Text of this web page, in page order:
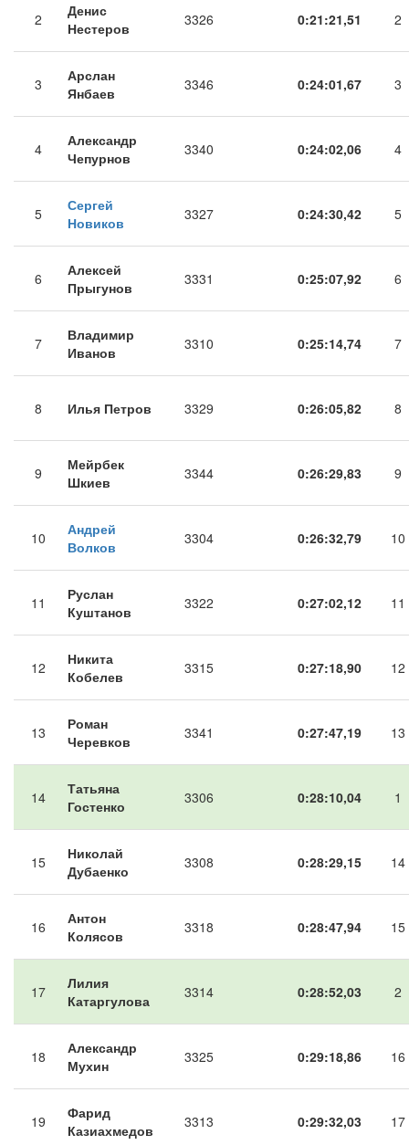
2
Денис
Нестеров
3326 0:21:21,51 2
3
Арслан
Янбаев
3346 0:24:01,67 3
4
Александр
Чепурнов
3340 0:24:02,06 4
5
Сергей
Новиков
3327 0:24:30,42 5
6
Алексей
Прыгунов
3331 0:25:07,92 6
7
Владимир
Иванов
3310 0:25:14,74 7
8 Илья Петров 3329 0:26:05,82 8
9
Мейрбек
Шкиев
3344 0:26:29,83 9
10
Андрей
Волков
3304 0:26:32,79 10
11
Руслан
Куштанов
3322 0:27:02,12 11
12
Никита
Кобелев
3315 0:27:18,90 12
13
Роман
Черевков
3341 0:27:47,19 13
14
Татьяна
Гостенко
3306 0:28:10,04 1
15
Николай
Дубаенко
3308 0:28:29,15 14
16
Антон
Колясов
3318 0:28:47,94 15
17
Лилия
Катаргулова
3314 0:28:52,03 2
18
Александр
Мухин
3325 0:29:18,86 16
19
Фарид
Казиахмедов
3313 0:29:32,03 17